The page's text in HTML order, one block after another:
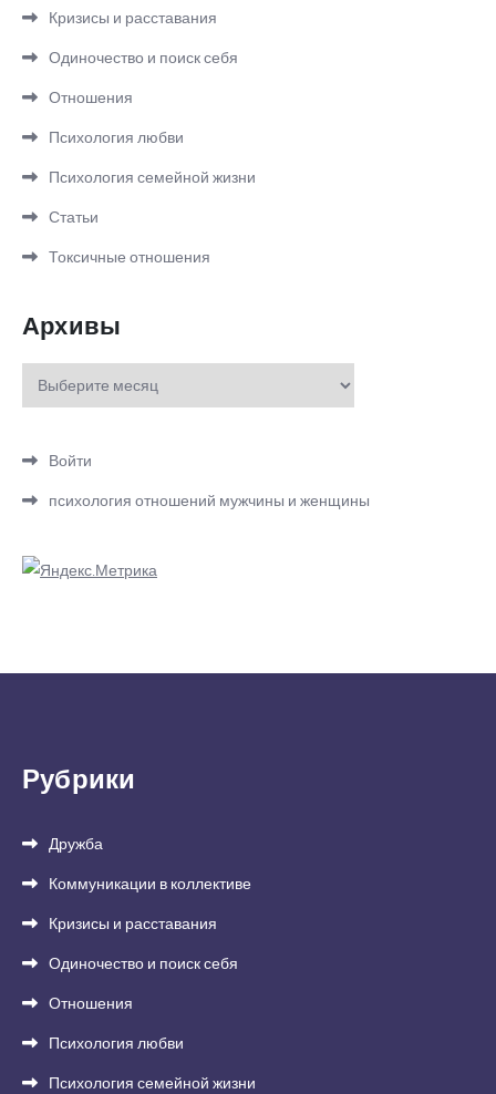
Кризисы и расставания
Одиночество и поиск себя
Отношения
Психология любви
Психология семейной жизни
Статьи
Токсичные отношения
Архивы
Архивы
Войти
психология отношений мужчины и женщины
Рубрики
Дружба
Коммуникации в коллективе
Кризисы и расставания
Одиночество и поиск себя
Отношения
Психология любви
Психология семейной жизни